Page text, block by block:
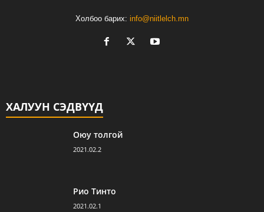
Холбоо барих: info@niitlelch.mn
ХАЛУУН СЭДВҮҮД
Оюу толгой
2021.02.2
Рио Тинто
2021.02.1